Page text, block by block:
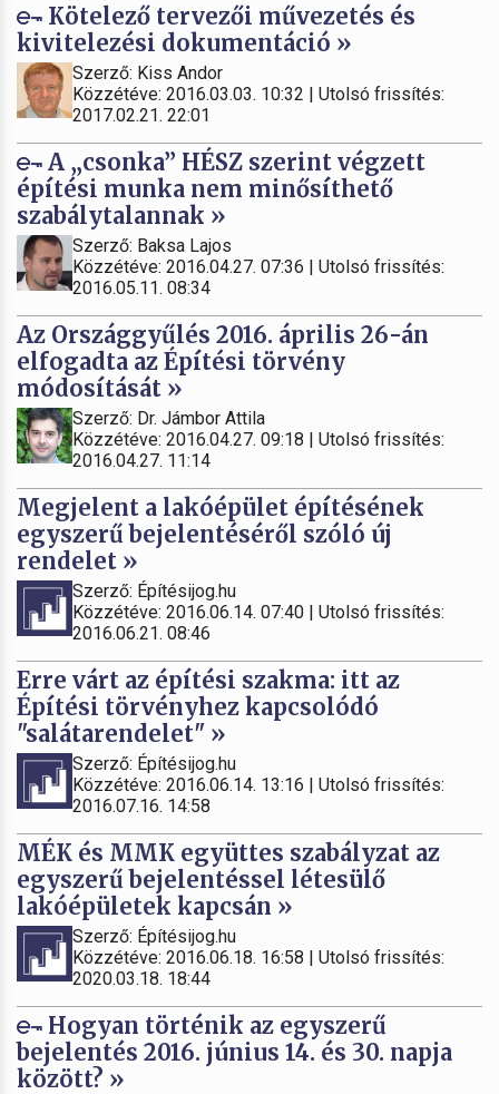
Kötelező tervezői művezetés és
kivitelezési dokumentáció »
Szerző: Kiss Andor
Közzétéve: 2016.03.03. 10:32 | Utolsó frissítés:
2017.02.21. 22:01
A „csonka” HÉSZ szerint végzett
építési munka nem minősíthető
szabálytalannak »
Szerző: Baksa Lajos
Közzétéve: 2016.04.27. 07:36 | Utolsó frissítés:
2016.05.11. 08:34
Az Országgyűlés 2016. április 26-án
elfogadta az Építési törvény
módosítását »
Szerző: Dr. Jámbor Attila
Közzétéve: 2016.04.27. 09:18 | Utolsó frissítés:
2016.04.27. 11:14
Megjelent a lakóépület építésének
egyszerű bejelentéséről szóló új
rendelet »
Szerző: Építésijog.hu
Közzétéve: 2016.06.14. 07:40 | Utolsó frissítés:
2016.06.21. 08:46
Erre várt az építési szakma: itt az
Építési törvényhez kapcsolódó
"salátarendelet" »
Szerző: Építésijog.hu
Közzétéve: 2016.06.14. 13:16 | Utolsó frissítés:
2016.07.16. 14:58
MÉK és MMK együttes szabályzat az
egyszerű bejelentéssel létesülő
lakóépületek kapcsán »
Szerző: Építésijog.hu
Közzétéve: 2016.06.18. 16:58 | Utolsó frissítés:
2020.03.18. 18:44
Hogyan történik az egyszerű
bejelentés 2016. június 14. és 30. napja
között? »